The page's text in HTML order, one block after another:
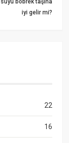
iyi gelir mi?
22
16